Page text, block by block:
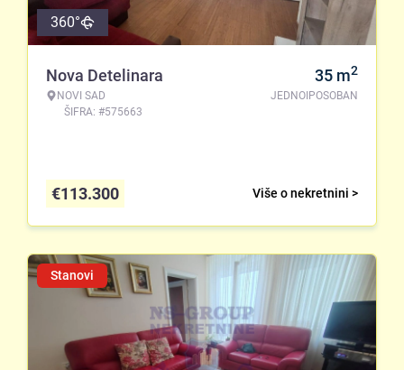
360°
Nova Detelinara
NOVI SAD
ŠIFRA: #575663
35 m2
JEDNOIPOSOBAN
Više o nekretnini >
€113.300
Stanovi